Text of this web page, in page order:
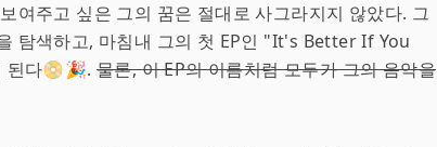
여주고 싶은 그의 꿈은 절대로 사그라지지 않았다. 그
탐색하고, 마침내 그의 첫 EP인 "It's Better If You
된다📀🎉. 물론, 이 EP의 이름처럼 모두가 그의 음악을